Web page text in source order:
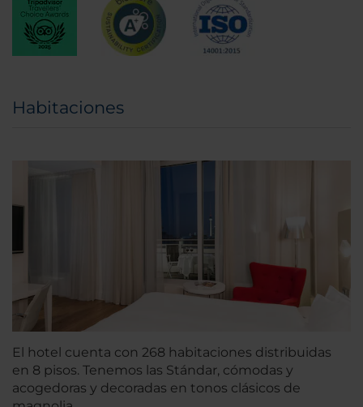
Habitaciones
El hotel cuenta con 268 habitaciones distribuidas
en 8 pisos. Tenemos las Stándar, cómodas y
acogedoras y decoradas en tonos clásicos de